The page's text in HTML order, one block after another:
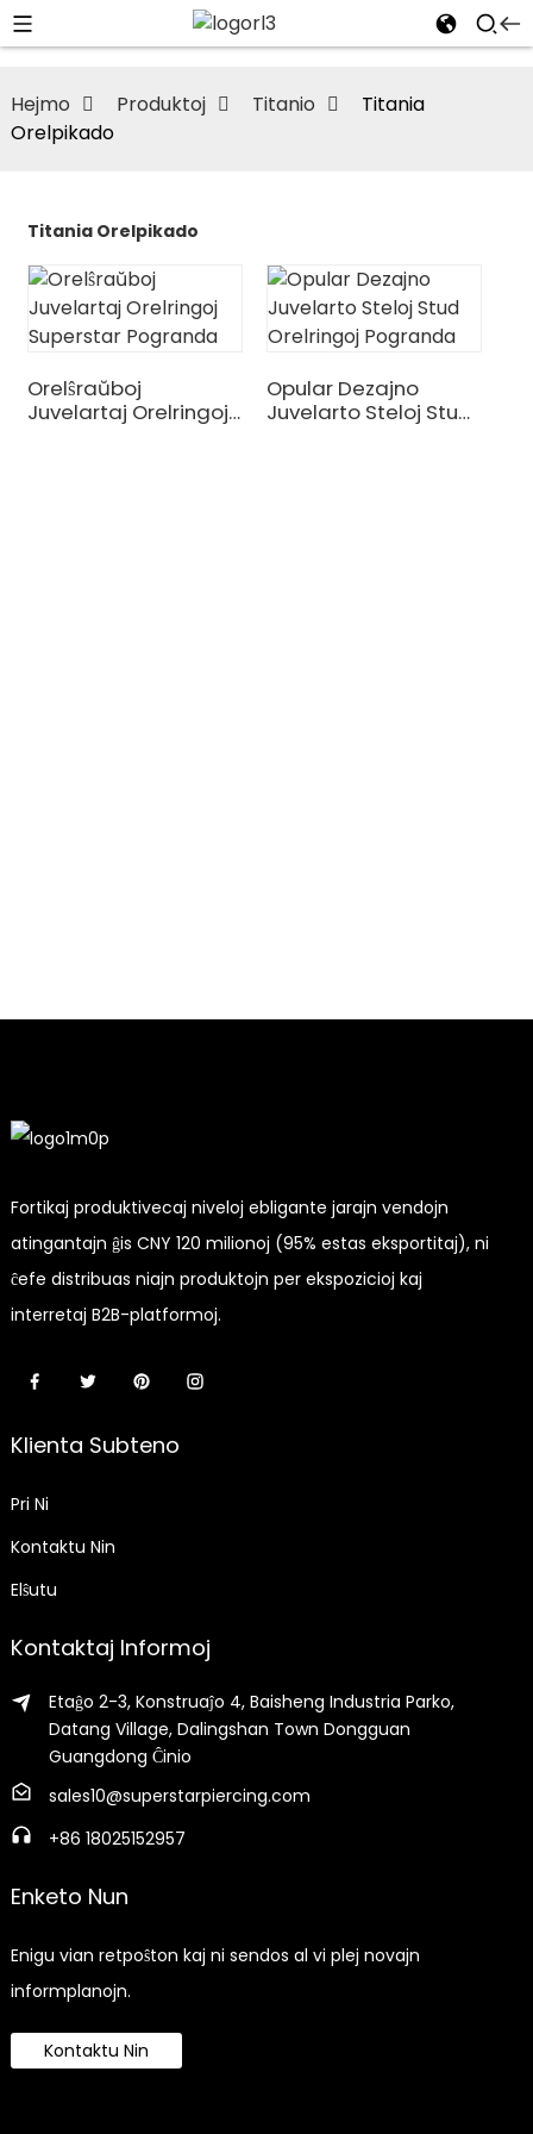
Hejmo Produktoj Titanio
Titania
Orelpikado
Titania Orelpikado
Orelŝraŭboj
Juvelartaj Orelringoj
Opular Dezajno
Juvelarto Steloj Stud
Fortikaj produktivecaj niveloj ebligante jarajn vendojn
atingantajn ĝis CNY 120 milionoj (95% estas eksportitaj), ni
ĉefe distribuas niajn produktojn per ekspozicioj kaj
interretaj B2B-platformoj.
Klienta Subteno
Pri Ni
Kontaktu Nin
Elŝutu
Kontaktaj Informoj
Etaĝo 2-3, Konstruaĵo 4, Baisheng Industria Parko,
Datang Village, Dalingshan Town Dongguan
Guangdong Ĉinio
sales10@superstarpiercing.com
+86 18025152957
Enketo Nun
Enigu vian retpoŝton kaj ni sendos al vi plej novajn
informplanojn.
Kontaktu Nin